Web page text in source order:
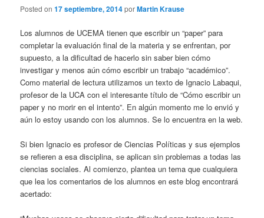
Posted on17 septiembre, 2014porMartin Krause
Los alumnos de UCEMA tienen que escribir un “paper” para
completar la evaluación final de la materia y se enfrentan, por
supuesto, a la dificultad de hacerlo sin saber bien cómo
investigar y menos aún cómo escribir un trabajo “académico”.
Como material de lectura utilizamos un texto de Ignacio Labaqui,
profesor de la UCA con el interesante título de “Cómo escribir un
paper y no morir en el intento”. En algún momento me lo envió y
aún lo estoy usando con los alumnos. Se lo encuentra en la web.
Si bien Ignacio es profesor de Ciencias Políticas y sus ejemplos
se refieren a esa disciplina, se aplican sin problemas a todas las
ciencias sociales. Al comienzo, plantea un tema que cualquiera
que lea los comentarios de los alumnos en este blog encontrará
acertado: